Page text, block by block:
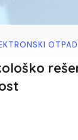
OTPAD